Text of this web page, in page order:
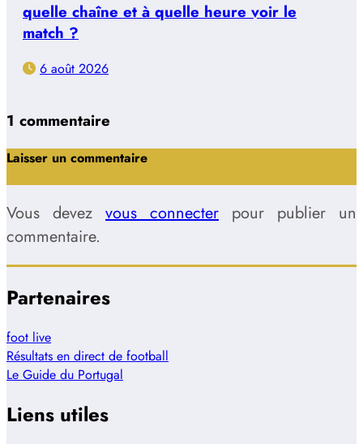
quelle chaîne et à quelle heure voir le
match ?
6 août 2026
1 commentaire
Laisser un commentaire
Vous devez vous connecter pour publier un
commentaire.
Partenaires
foot live
Résultats en direct de football
Le Guide du Portugal
Liens utiles